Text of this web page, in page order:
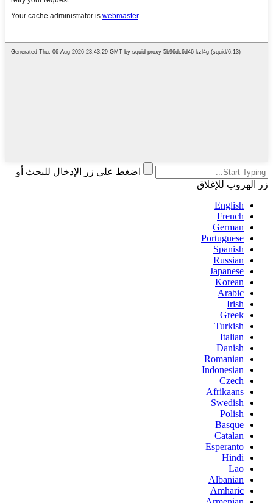
اضغط على زر الإدخال للبحث أو
زر الهروب للإغلاق
English
French
German
Portuguese
Spanish
Russian
Japanese
Korean
Arabic
Irish
Greek
Turkish
Italian
Danish
Romanian
Indonesian
Czech
Afrikaans
Swedish
Polish
Basque
Catalan
Esperanto
Hindi
Lao
Albanian
Amharic